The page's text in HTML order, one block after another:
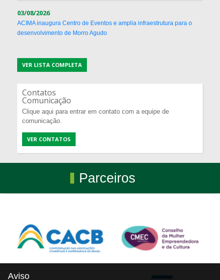
03/08/2026
ACIMA inaugura Centro de Eventos e amplia infraestrutura para o
desenvolvimento de Morro Agudo
VER LISTA COMPLETA
Contatos
Comunicação
Clique aqui para entrar em contato com a equipe de
comunicação.
VER CONTATOS
Parceiros
Aviso